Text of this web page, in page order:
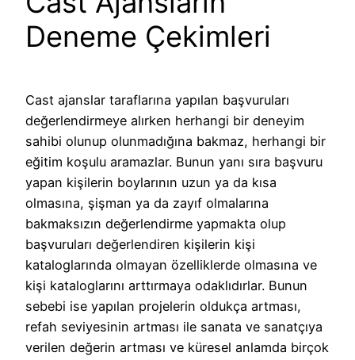
Deneme Çekimleri
Cast ajanslar taraflarına yapılan başvuruları
değerlendirmeye alırken herhangi bir deneyim
sahibi olunup olunmadığına bakmaz, herhangi bir
eğitim koşulu aramazlar. Bunun yanı sıra başvuru
yapan kişilerin boylarının uzun ya da kısa
olmasına, şişman ya da zayıf olmalarına
bakmaksızın değerlendirme yapmakta olup
başvuruları değerlendiren kişilerin kişi
kataloglarında olmayan özelliklerde olmasına ve
kişi kataloglarını arttırmaya odaklıdırlar. Bunun
sebebi ise yapılan projelerin oldukça artması,
refah seviyesinin artması ile sanata ve sanatçıya
verilen değerin artması ve küresel anlamda birçok